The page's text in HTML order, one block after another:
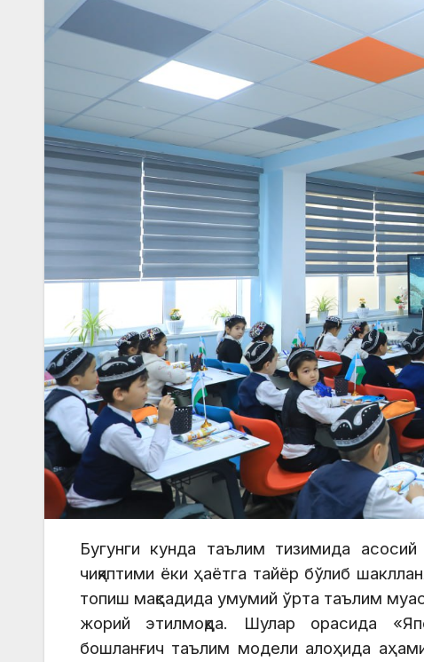
Бугунги кунда таълим тизимида
чиқяптими ёки ҳаётга тайёр бўлиб
топиш мақсадида умумий ўрта таълим
жорий этилмоқда. Шулар орасида
бошланғич таълим модели алоҳида